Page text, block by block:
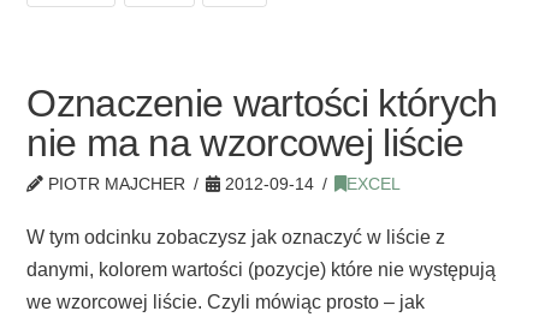
Oznaczenie wartości których
nie ma na wzorcowej liście
PIOTR MAJCHER 2012-09-14 EXCEL
W tym odcinku zobaczysz jak oznaczyć w liście z
danymi, kolorem wartości (pozycje) które nie występują
we wzorcowej liście. Czyli mówiąc prosto – jak